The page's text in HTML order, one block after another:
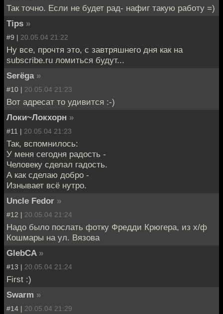
Так точно. Если не будет рад- нафиг такую работу =)
Tips »
#9 | 20.05.04 21:22
Ну все, прочтя это, с завтряшнего дня как на
subscribe.ru ломиться будут...
Serёga »
#10 | 20.05.04 21:23
Вот адресат то удивится :-)
Локи~Локхорн »
#11 | 20.05.04 21:23
Так, вспомнилось:
У меня сегодня радость -
Человеку сделал гадость.
А как сделаю добро -
Изнывает всё нутро.
Uncle Fedor »
#12 | 20.05.04 21:24
Надо было послать фотку Фредди Крюгера, из х/ф
Кошмары на ул. Вязова
GlebCA »
#13 | 20.05.04 21:24
First :)
Swarm »
#14 | 20.05.04 21:29